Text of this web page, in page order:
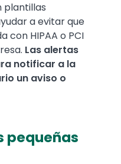
plantillas
a evitar que
con HIPAA o PCI
Las alertas
notificar a la
un aviso o
pequeñas